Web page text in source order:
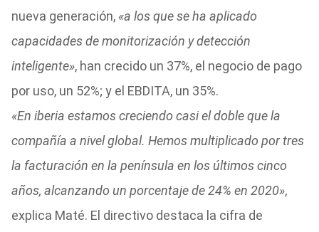
nueva generación, «a los que se ha aplicado
capacidades de monitorización y detección
inteligente», han crecido un 37%, el negocio de pago
por uso, un 52%; y el EBDITA, un 35%.
«En iberia estamos creciendo casi el doble que la
compañía a nivel global. Hemos multiplicado por tres
la facturación en la península en los últimos cinco
años, alcanzando un porcentaje de 24% en 2020»,
explica Maté. El directivo destaca la cifra de